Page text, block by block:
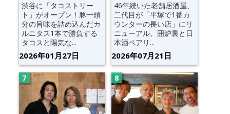
渋谷に「タコストリー
ト」がオープン！豚一頭
分の旨味を詰め込んだカ
ルニタス1本で勝負する
タコスと陽気な...
2026年01月27日
46年続いた老舗居酒屋、
二代目が「平塚で1番カ
ウンターの長い店」にリ
ニューアル。囲炉裏と日
本酒ペアリ...
2026年07月21日